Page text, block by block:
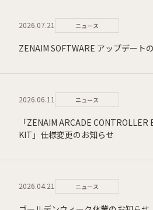
2026.07.21 ニュース
ZENAIM SOFTWARE アップデート
2026.06.11 ニュース
「ZENAIM ARCADE
KIT」仕様変更のお知らせ
2026.04.21 ニュース